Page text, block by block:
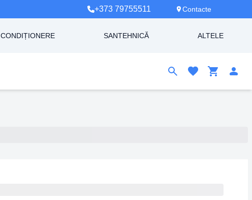
+373 79755511 Contacte
CONDIȚIONERE SANTEHNICĂ ALTELE